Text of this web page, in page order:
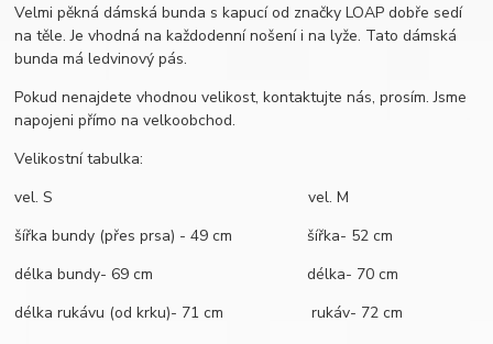
Velmi pěkná dámská bunda s kapucí od značky LOAP dobře sedí
na těle. Je vhodná na každodenní nošení i na lyže. Tato dámská
bunda má ledvinový pás.
Pokud nenajdete vhodnou velikost, kontaktujte nás, prosím. Jsme
napojeni přímo na velkoobchod.
Velikostní tabulka:
vel. S vel. M
šířka bundy (přes prsa) - 49 cm šířka- 52 cm
délka bundy- 69 cm délka- 70 cm
délka rukávu (od krku)- 71 cm rukáv- 72 cm